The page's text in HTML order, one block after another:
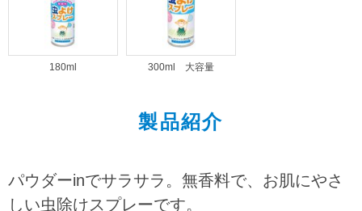
180ml 300ml 大容量
製品紹介
パウダーinでサラサラ。無香料で、お肌にやさ
しい虫除けスプレーです。